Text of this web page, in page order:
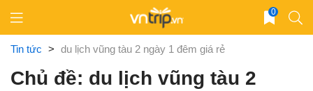
content
0
Tin tức > du lịch vũng tàu 2 ngày 1 đêm giá rẻ
Chủ đề: du lịch vũng tàu 2